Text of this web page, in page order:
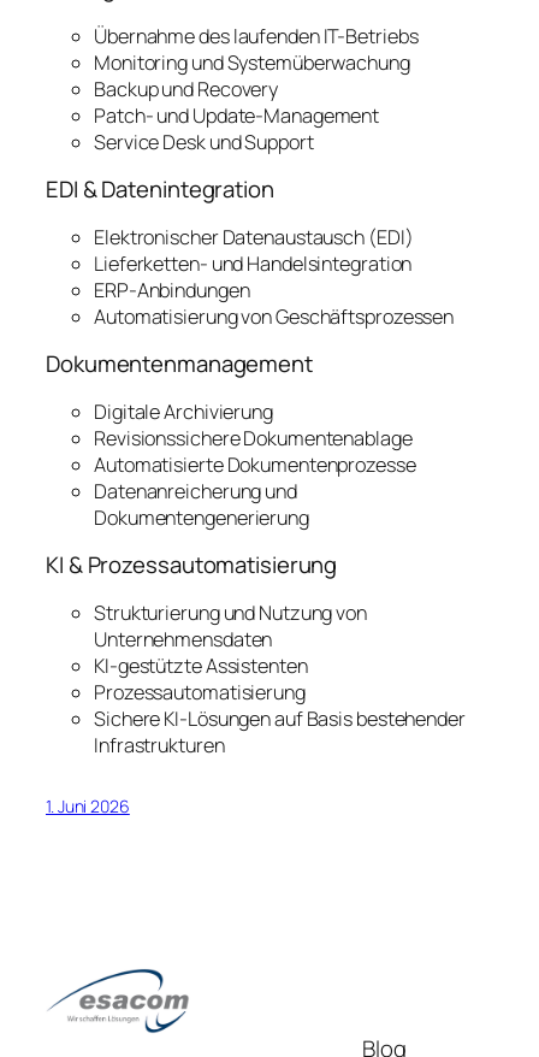
Übernahme des laufenden IT-Betriebs
Monitoring und Systemüberwachung
Backup und Recovery
Patch- und Update-Management
Service Desk und Support
EDI & Datenintegration
Elektronischer Datenaustausch (EDI)
Lieferketten- und Handelsintegration
ERP-Anbindungen
Automatisierung von Geschäftsprozessen
Dokumentenmanagement
Digitale Archivierung
Revisionssichere Dokumentenablage
Automatisierte Dokumentenprozesse
Datenanreicherung und
Dokumentengenerierung
KI & Prozessautomatisierung
Strukturierung und Nutzung von
Unternehmensdaten
KI-gestützte Assistenten
Prozessautomatisierung
Sichere KI-Lösungen auf Basis bestehender
Infrastrukturen
1. Juni 2026
Blog